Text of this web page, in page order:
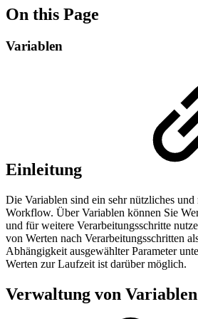
On this Page
Variablen
Einleitung
Die Variablen sind ein sehr nützliches
Workflow. Über Variablen können Sie
und für weitere Verarbeitungsschritte
von Werten nach Verarbeitungsschritten
Abhängigkeit ausgewählter Parameter
Werten zur Laufzeit ist darüber möglich.
Verwaltung von Variablen